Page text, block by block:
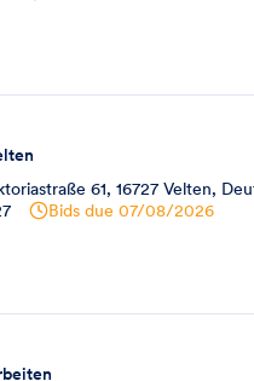
61, 16727 Velten,
Bids due 07/08/2026